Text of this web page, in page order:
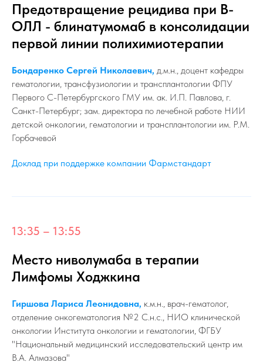
Предотвращение рецидива при В-
ОЛЛ - блинатумомаб в консолидации
первой линии полихимиотерапии
Бондаренко Сергей Николаевич, д.м.н., доцент кафедры
гематологии, трансфузиологии и трансплантологии ФПУ
Первого С-Петербургского ГМУ им. ак. И.П. Павлова, г.
Санкт-Петербург; зам. директора по лечебной работе НИИ
детской онкологии, гематологии и трансплантологии им. Р.М.
Горбачевой
Доклад при поддержке компании Фармстандарт
13:35 – 13:55
Место ниволумаба в терапии
Лимфомы Ходжкина
Гиршова Лариса Леонидовна, к.м.н., врач-гематолог,
отделение онкогематология №2 С.н.с., НИО клинической
онкологии Института онкологии и гематологии, ФГБУ
"Национальный медицинский исследовательский центр им
В.А. Алмазова"